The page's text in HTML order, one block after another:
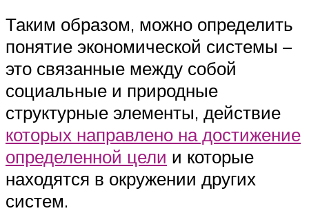
Таким образом, можно определить
понятие экономической системы –
это связанные между собой
социальные и природные
структурные элементы, действие
которых направлено на достижение
определенной цели и которые
находятся в окружении других
систем.